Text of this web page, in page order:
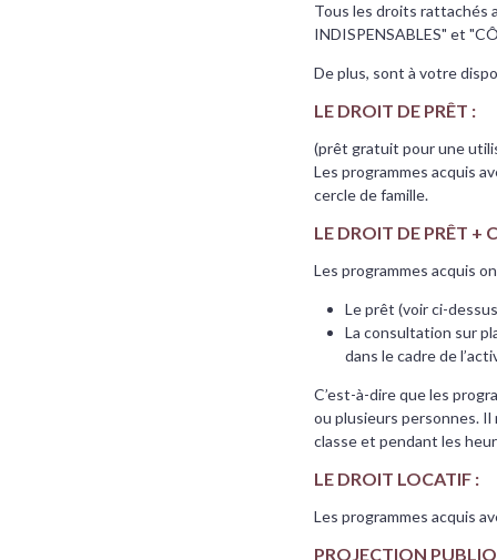
Tous les droits rattachés
INDISPENSABLES" et
De plus, sont à votre
LE DROIT DE PRÊT :
(prêt gratuit pour une
Les programmes acquis
cercle de famille.
LE DROIT DE PRÊT +
Les programmes acquis
Le prêt (voir ci-
La consultation sur
dans le cadre de
C’est-à-dire que les
ou plusieurs personnes.
classe et pendant les
LE DROIT LOCATIF :
Les programmes acquis
PROJECTION